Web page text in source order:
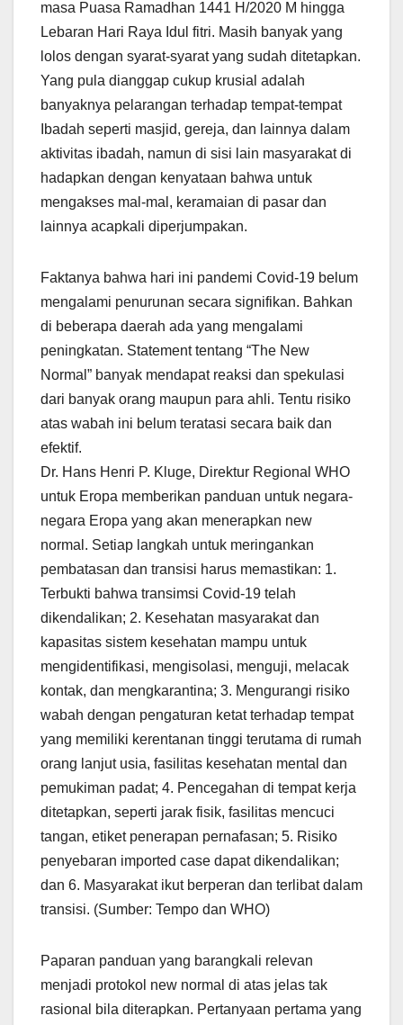
masa Puasa Ramadhan 1441 H/2020 M hingga
Lebaran Hari Raya Idul fitri. Masih banyak yang
lolos dengan syarat-syarat yang sudah ditetapkan.
Yang pula dianggap cukup krusial adalah
banyaknya pelarangan terhadap tempat-tempat
Ibadah seperti masjid, gereja, dan lainnya dalam
aktivitas ibadah, namun di sisi lain masyarakat di
hadapkan dengan kenyataan bahwa untuk
mengakses mal-mal, keramaian di pasar dan
lainnya acapkali diperjumpakan.
Faktanya bahwa hari ini pandemi Covid-19 belum
mengalami penurunan secara signifikan. Bahkan
di beberapa daerah ada yang mengalami
peningkatan. Statement tentang “The New
Normal” banyak mendapat reaksi dan spekulasi
dari banyak orang maupun para ahli. Tentu risiko
atas wabah ini belum teratasi secara baik dan
efektif.
Dr. Hans Henri P. Kluge, Direktur Regional WHO
untuk Eropa memberikan panduan untuk negara-
negara Eropa yang akan menerapkan new
normal. Setiap langkah untuk meringankan
pembatasan dan transisi harus memastikan: 1.
Terbukti bahwa transimsi Covid-19 telah
dikendalikan; 2. Kesehatan masyarakat dan
kapasitas sistem kesehatan mampu untuk
mengidentifikasi, mengisolasi, menguji, melacak
kontak, dan mengkarantina; 3. Mengurangi risiko
wabah dengan pengaturan ketat terhadap tempat
yang memiliki kerentanan tinggi terutama di rumah
orang lanjut usia, fasilitas kesehatan mental dan
pemukiman padat; 4. Pencegahan di tempat kerja
ditetapkan, seperti jarak fisik, fasilitas mencuci
tangan, etiket penerapan pernafasan; 5. Risiko
penyebaran imported case dapat dikendalikan;
dan 6. Masyarakat ikut berperan dan terlibat dalam
transisi. (Sumber: Tempo dan WHO)
Paparan panduan yang barangkali relevan
menjadi protokol new normal di atas jelas tak
rasional bila diterapkan. Pertanyaan pertama yang